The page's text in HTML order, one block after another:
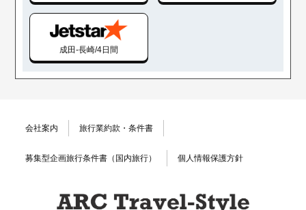
成田-長崎/4日間
会社案内 旅行業約款・条件書
募集型企画旅行条件書（国内旅行） 個人情報保護方針